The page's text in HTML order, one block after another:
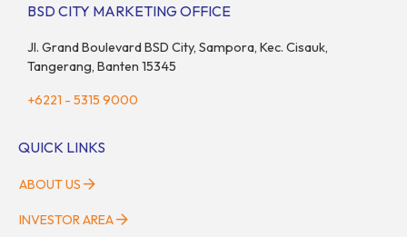
BSD CITY MARKETING OFFICE
Jl. Grand Boulevard BSD City, Sampora, Kec. Cisauk,
Tangerang, Banten 15345
+6221 - 5315 9000
QUICK LINKS
ABOUT US
INVESTOR AREA